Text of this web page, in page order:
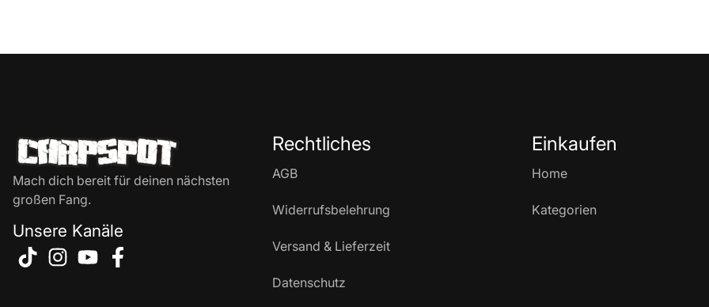
Mach dich bereit für deinen nächsten
großen Fang.
Unsere Kanäle
Rechtliches
AGB
Widerrufsbelehrung
Versand & Lieferzeit
Datenschutz
Einkaufen
Home
Kategorien